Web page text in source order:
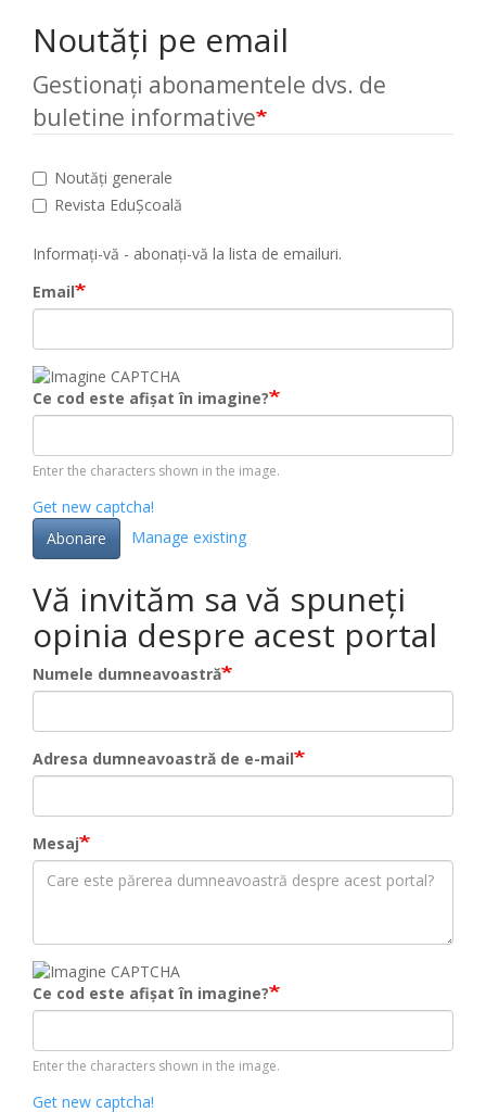
Noutăți pe email
Gestionați abonamentele dvs. de
buletine informative
Noutăți generale
Revista EduȘcoală
Informați-vă - abonați-vă la lista de emailuri.
Email
Ce cod este afișat în imagine?
Enter the characters shown in the image.
Get new captcha!
Abonare
Manage existing
Vă invităm sa vă spuneți
opinia despre acest portal
Numele dumneavoastră
Adresa dumneavoastră de e-mail
Mesaj
Ce cod este afișat în imagine?
Enter the characters shown in the image.
Get new captcha!